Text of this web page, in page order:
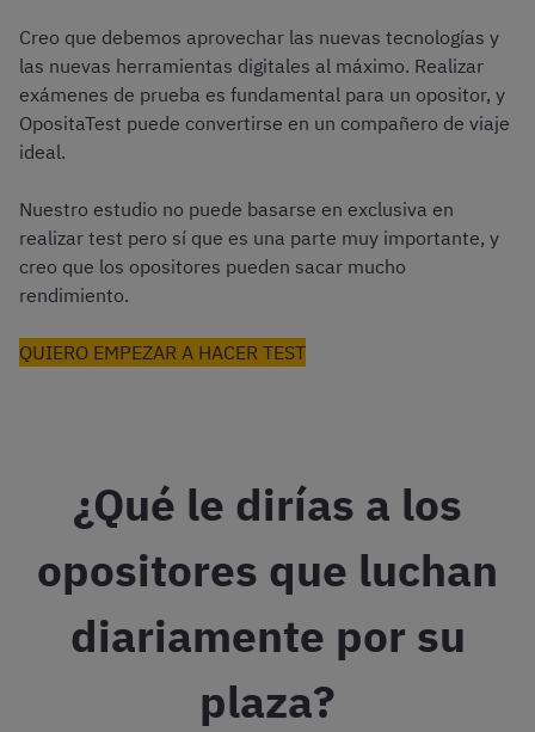
Creo que debemos aprovechar las nuevas tecnologías y
las nuevas herramientas digitales al máximo. Realizar
exámenes de prueba es fundamental para un opositor, y
OpositaTest puede convertirse en un compañero de viaje
ideal.
Nuestro estudio no puede basarse en exclusiva en
realizar test pero sí que es una parte muy importante, y
creo que los opositores pueden sacar mucho
rendimiento.
QUIERO EMPEZAR A HACER TEST
¿Qué le dirías a los
opositores que luchan
diariamente por su
plaza?